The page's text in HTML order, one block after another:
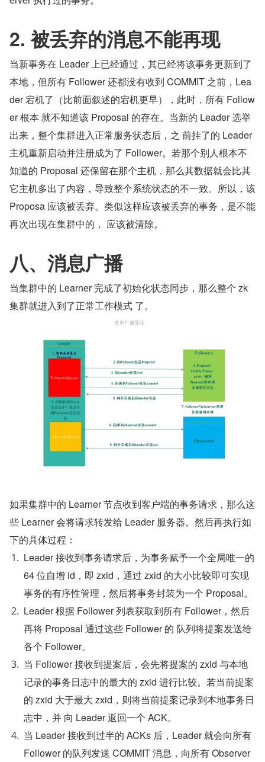
2. 被丢弃的消息不能再现
当新事务在 Leader 上已经通过，其已经将该事务更新到了
本地，但所有 Follower 还都没有收到 COMMIT 之前，Lea
der 宕机了（比前面叙述的宕机更早），此时，所有 Follow
er 根本 就不知道该 Proposal 的存在。当新的 Leader 选举
出来，整个集群进入正常服务状态后，之 前挂了的 Leader
主机重新启动并注册成为了 Follower。若那个别人根本不
知道的 Proposal 还保留在那个主机，那么其数据就会比其
它主机多出了内容，导致整个系统状态的不一致。所以，该
Proposa 应该被丢弃。类似这样应该被丢弃的事务，是不能
再次出现在集群中的， 应该被清除。
八、消息广播
当集群中的 Learner 完成了初始化状态同步，那么整个 zk
集群就进入到了正常工作模式 了。
如果集群中的 Learner 节点收到客户端的事务请求，那么这
些 Learner 会将请求转发给 Leader 服务器。然后再执行如
下的具体过程：
Leader 接收到事务请求后，为事务赋予一个全局唯一的
64 位自增 id，即 zxid，通过 zxid 的大小比较即可实现
事务的有序性管理，然后将事务封装为一个 Proposal。
Leader 根据 Follower 列表获取到所有 Follower，然后
再将 Proposal 通过这些 Follower 的 队列将提案发送给
各个 Follower。
当 Follower 接收到提案后，会先将提案的 zxid 与本地
记录的事务日志中的最大的 zxid 进行比较。若当前提案
的 zxid 大于最大 zxid，则将当前提案记录到本地事务日
志中，并 向 Leader 返回一个 ACK。
当 Leader 接收到过半的 ACKs 后，Leader 就会向所有
Follower 的队列发送 COMMIT 消息，向所有 Observer